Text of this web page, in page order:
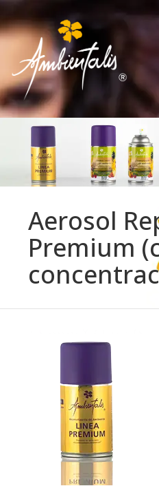
Aerosol
Premium